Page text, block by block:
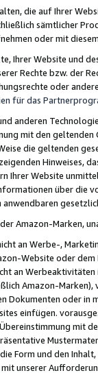
die auf Ihrer
sämtlicher
oder mit
Ihrer Website und
Rechte bzw. der
oder
für das
anderen
mit den
die geltenden
Hinweises,
Ihrer Website
über die
Amazon-Marken,
an Werbe-,
Website oder
an
Amazon-
Dokumenten oder in
einfügen.
mit
Form und den
unserer